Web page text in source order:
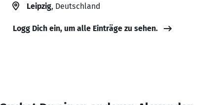
Leipzig, Deutschland
Logg Dich ein, um alle Einträge zu sehen.